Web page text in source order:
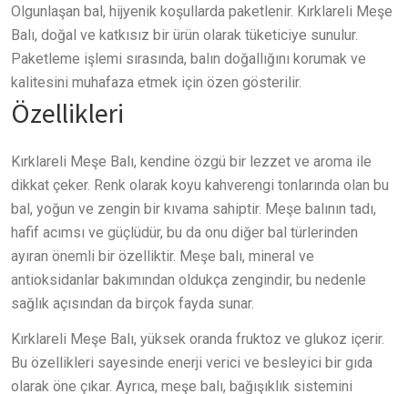
Olgunlaşan bal, hijyenik koşullarda paketlenir. Kırklareli Meşe
Balı, doğal ve katkısız bir ürün olarak tüketiciye sunulur.
Paketleme işlemi sırasında, balın doğallığını korumak ve
kalitesini muhafaza etmek için özen gösterilir.
Özellikleri
Kırklareli Meşe Balı, kendine özgü bir lezzet ve aroma ile
dikkat çeker. Renk olarak koyu kahverengi tonlarında olan bu
bal, yoğun ve zengin bir kıvama sahiptir. Meşe balının tadı,
hafif acımsı ve güçlüdür, bu da onu diğer bal türlerinden
ayıran önemli bir özelliktir. Meşe balı, mineral ve
antioksidanlar bakımından oldukça zengindir, bu nedenle
sağlık açısından da birçok fayda sunar.
Kırklareli Meşe Balı, yüksek oranda fruktoz ve glukoz içerir.
Bu özellikleri sayesinde enerji verici ve besleyici bir gıda
olarak öne çıkar. Ayrıca, meşe balı, bağışıklık sistemini